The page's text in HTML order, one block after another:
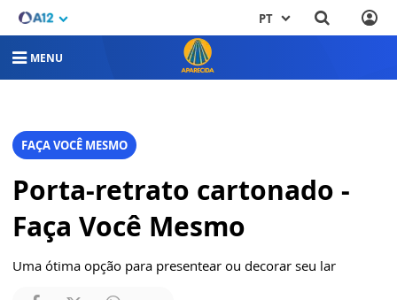
PT
MENU
FAÇA VOCÊ MESMO
Porta-retrato cartonado -
Faça Você Mesmo
Uma ótima opção para presentear ou decorar seu lar